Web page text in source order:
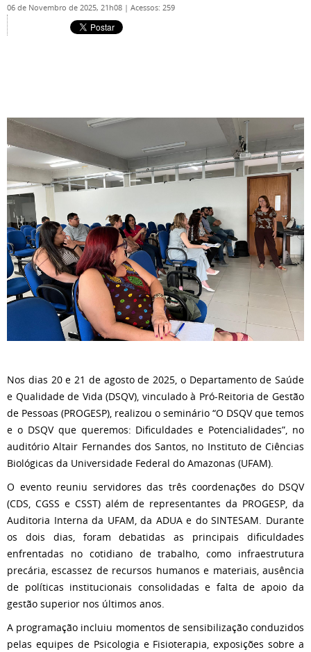
06 de Novembro de 2025, 21h08 | Acessos: 259
Nos dias 20 e 21 de agosto de 2025, o Departamento de Saúde
e Qualidade de Vida (DSQV), vinculado à Pró-Reitoria de Gestão
de Pessoas (PROGESP), realizou o seminário “O DSQV que temos
e o DSQV que queremos: Dificuldades e Potencialidades”, no
auditório Altair Fernandes dos Santos, no Instituto de Ciências
Biológicas da Universidade Federal do Amazonas (UFAM).
O evento reuniu servidores das três coordenações do DSQV
(CDS, CGSS e CSST) além de representantes da PROGESP, da
Auditoria Interna da UFAM, da ADUA e do SINTESAM. Durante
os dois dias, foram debatidas as principais dificuldades
enfrentadas no cotidiano de trabalho, como infraestrutura
precária, escassez de recursos humanos e materiais, ausência
de políticas institucionais consolidadas e falta de apoio da
gestão superior nos últimos anos.
A programação incluiu momentos de sensibilização conduzidos
pelas equipes de Psicologia e Fisioterapia, exposições sobre a